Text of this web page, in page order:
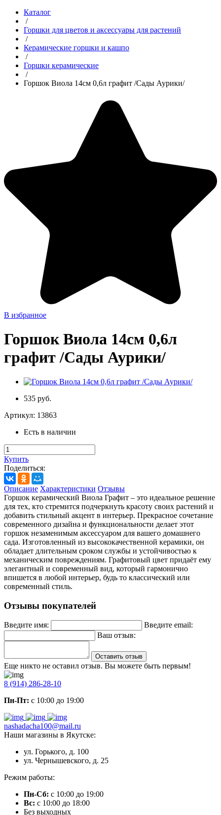
Каталог
/
Горшки для цветов и аксессуары для растений
/
Керамические горшки и кашпо
/
Горшки керамические
/
Горшок Виола 14см 0,6л графит /Сады Аурики/
В избранное
Горшок Виола 14см 0,6л
графит /Сады Аурики/
535 руб.
Артикул: 13863
Есть в наличии
Купить
Поделиться:
Описание Характеристики Отзывы
Горшок керамический Виола Графит – это идеальное решение
для тех, кто стремится подчеркнуть красоту своих растений и
добавить стильный акцент в интерьер. Прекрасное сочетание
современного дизайна и функциональности делает этот
горшок незаменимым аксессуаром для вашего домашнего
сада. Изготовленный из высококачественной керамики, он
обладает длительным сроком службы и устойчивостью к
механическим повреждениям. Графитовый цвет придаёт ему
элегантный и современный вид, который гармонично
впишется в любой интерьер, будь то классический или
современный стиль.
Отзывы покупателей
Введите имя:
Введите email:
Ваш отзыв:
Оставить отзыв
Еще никто не оставил отзыв. Вы можете быть первым!
8 (914) 286-28-10
Пн-Пт: с 10:00 до 19:00
nashadacha100@mail.ru
Наши магазины в Якутске:
ул. Горького, д. 100
ул. Чернышевского, д. 25
Режим работы:
Пн-Сб: с 10:00 до 19:00
Вс: с 10:00 до 18:00
Без выходных